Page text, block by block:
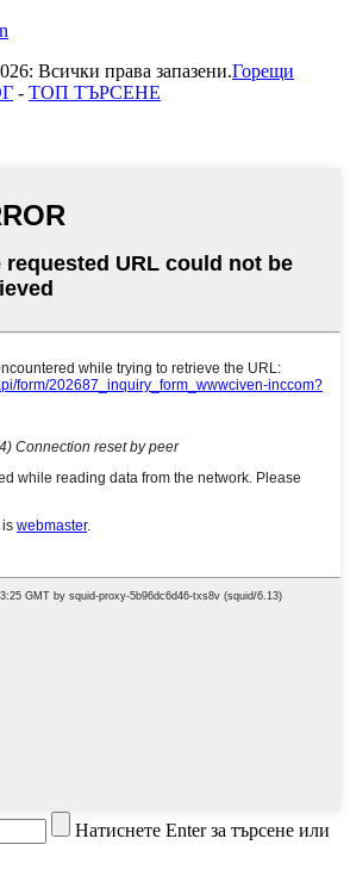
Всички права запазени.Горещи
- ТОП ТЪРСЕНЕ
Натиснете Enter за търсене или